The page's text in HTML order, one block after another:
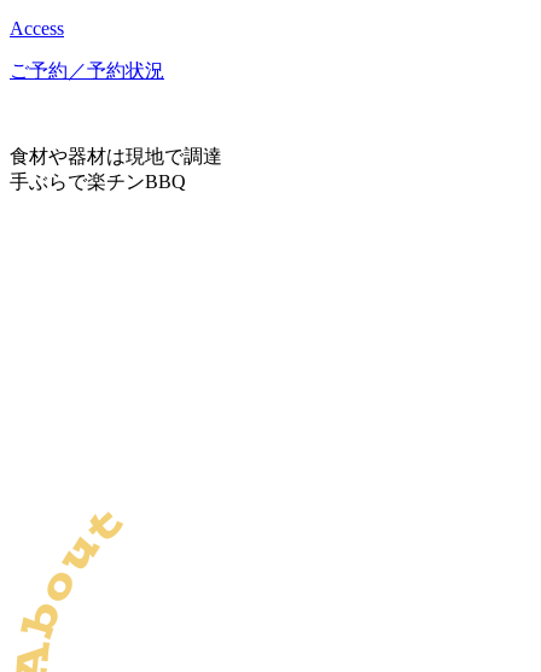
Access
ご予約／予約状況
食材や器材は現地で調達
手ぶらで楽チンBBQ